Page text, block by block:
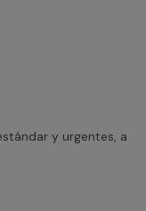
y urgentes, a